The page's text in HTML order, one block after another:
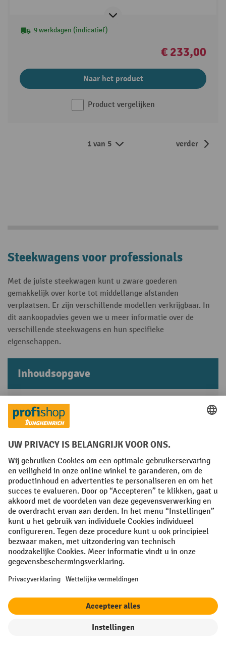
Sorteren op
9 werkdagen (indicatief)
€ 233,00
Naar het product
Product vergelijken
1 van 5 verder
Steekwagens voor professionals
Met de juiste steekwagen kunt u zware goederen
gemakkelijk over korte tot middellange afstanden
verplaatsen. Er zijn verschillende modellen verkrijgbaar. In
dit aankoopadvies geven we u meer informatie over de
verschillende steekwagens en hun specifieke
eigenschappen.
Inhoudsopgave
Wat zijn steekwagens en hoe werken ze?
De verschillende steekwagens en hun
toepassingen
De juiste steekwagen kiezen
Accessoires en onderdelen voor
steekwagens
Veelgestelde vragen over steekwagens
1. Wat zijn steekwagens en hoe werken ze?